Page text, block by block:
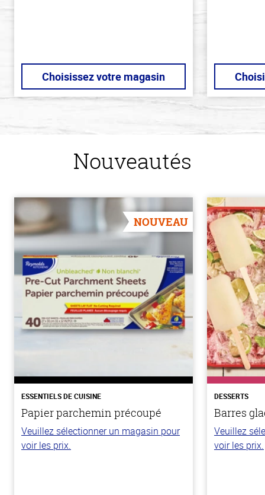
Choisissez votre magasin
Nouveautés
NOUVEAU
ESSENTIELS DE CUISINE
Papier parchemin précoupé
Veuillez sélectionner un magasin pour
voir les prix.
DESSERTS
Barres
Veuillez
voir les prix.